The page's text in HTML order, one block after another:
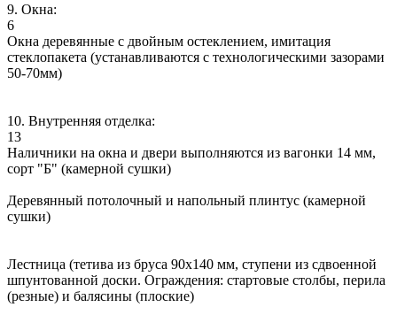
9. Окна:
6
Окна деревянные с двойным остеклением, имитация
стеклопакета (устанавливаются с технологическими зазорами
50-70мм)
10. Внутренняя отделка:
13
Наличники на окна и двери выполняются из вагонки 14 мм,
сорт "Б" (камерной сушки)
Деревянный потолочный и напольный плинтус (камерной
сушки)
Лестница (тетива из бруса 90х140 мм, ступени из сдвоенной
шпунтованной доски. Ограждения: стартовые столбы, перила
(резные) и балясины (плоские)